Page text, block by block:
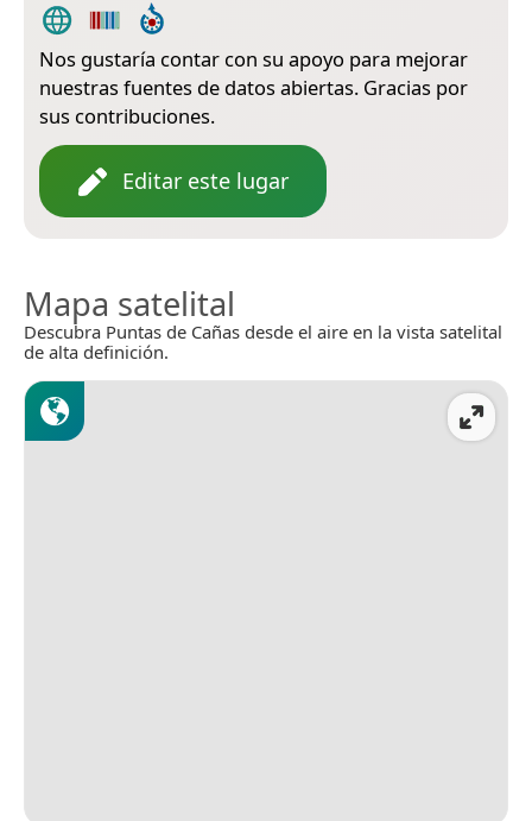
Nos gustaría contar con su apoyo para mejorar
nuestras fuentes de datos abiertas. Gracias por
sus contribuciones.
Editar este lugar
Mapa satelital
Descubra Puntas de Cañas desde el aire en la vista satelital
de alta definición.